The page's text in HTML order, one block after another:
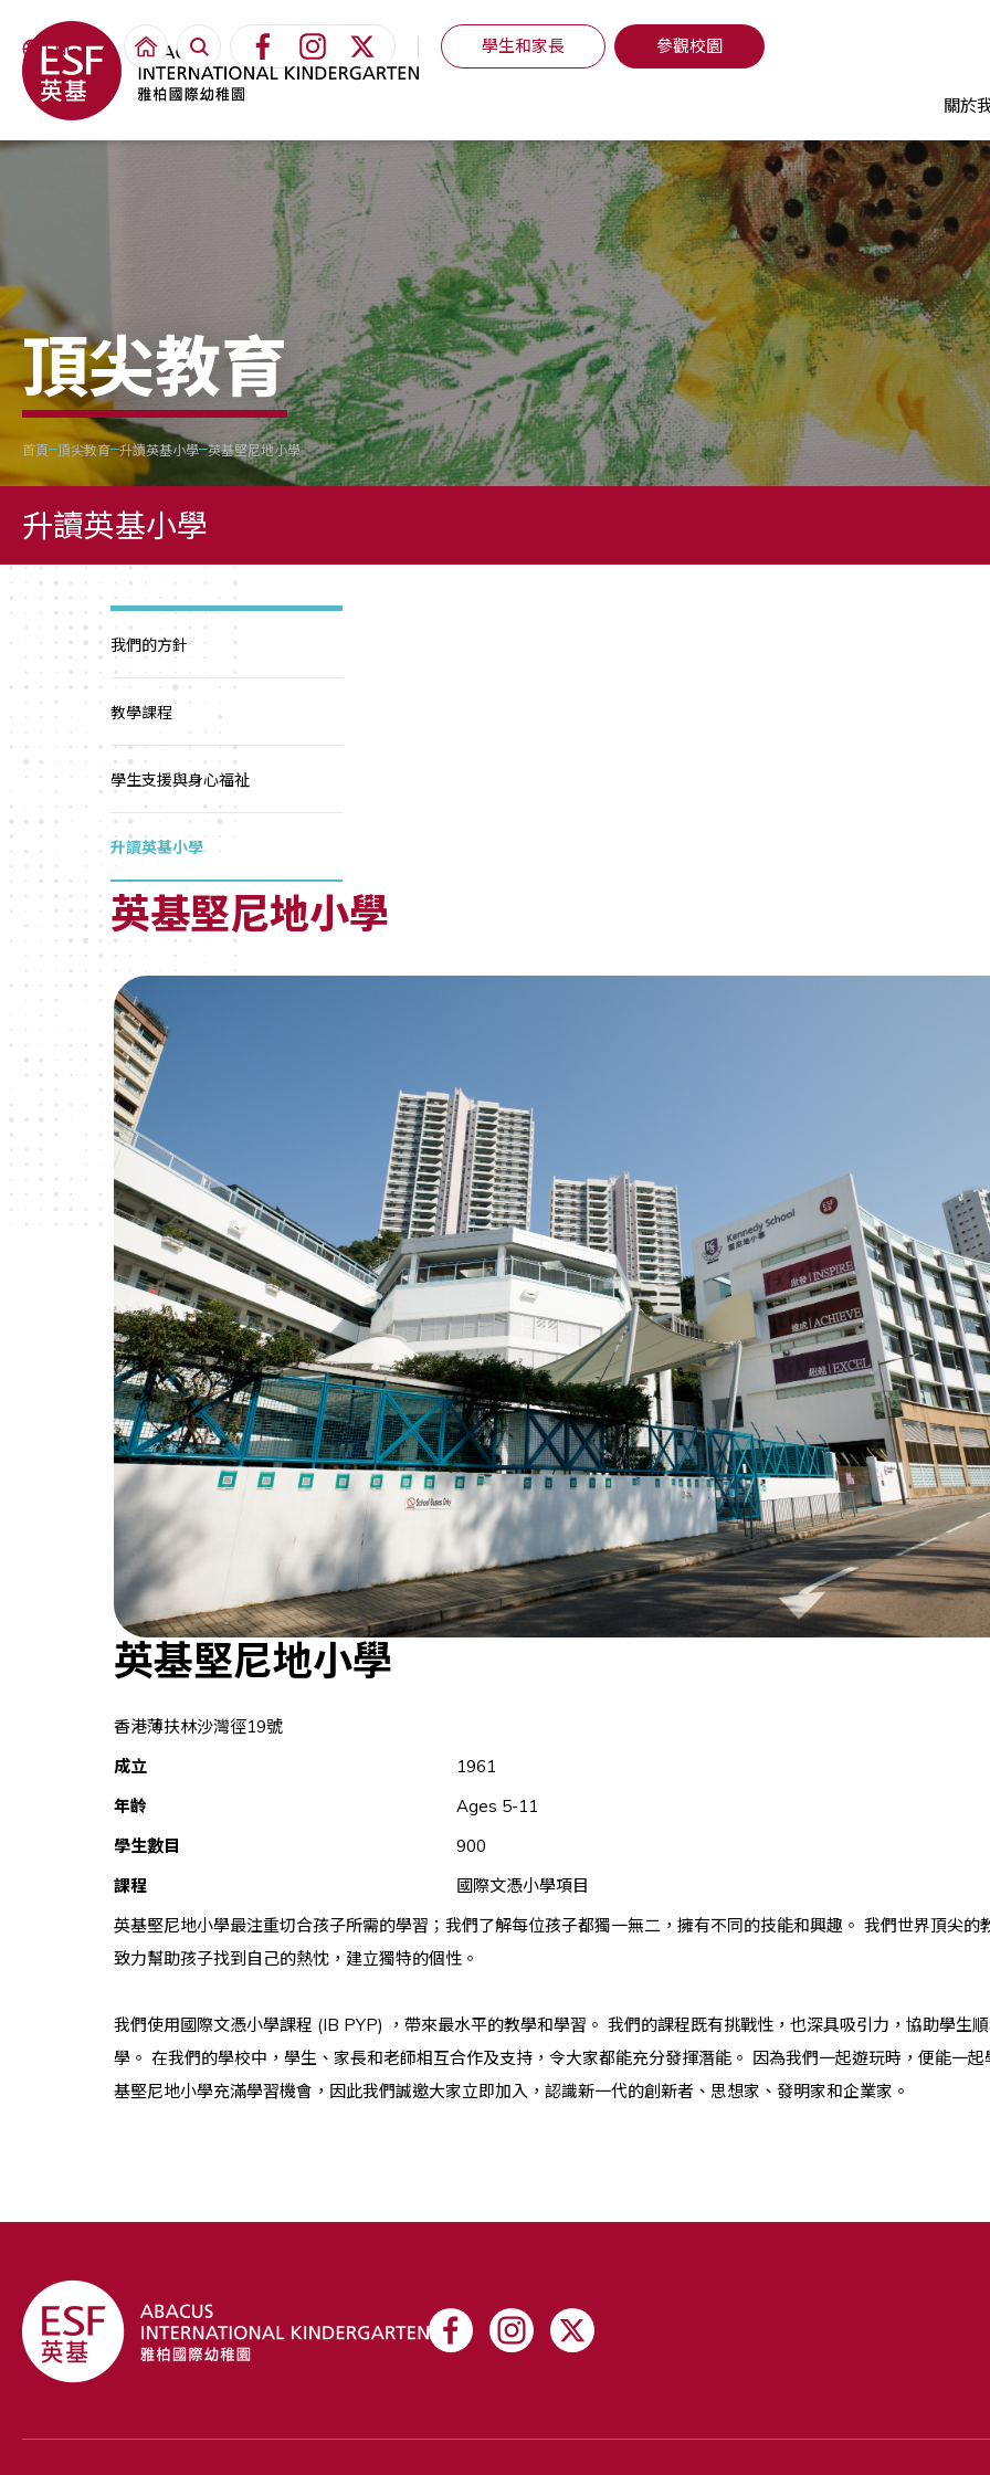
ENG 學生和家長 參觀校園
關於
頂尖教育
首頁 頂尖教育 升讀英基小學 英基堅尼地小學
升讀英基小學
我們的方針
教學課程
學生支援與身心福祉
升讀英基小學
英基堅尼地小學
英基堅尼地小學
香港薄扶林沙灣徑19號
成立
1961
年齡
Ages 5-11
學生數目
900
課程
國際文憑小學項目
英基堅尼地小學最注重切合孩子所需的學習；我們了解每位孩子都獨一無二，擁有不同的技能和興趣。 我們世界頂尖的
致力幫助孩子找到自己的熱忱，建立獨特的個性。
我們使用國際文憑小學課程 (IB PYP) ，帶來最水平的教學和學習。 我們的課程既有挑戰性，也深具吸引力，協助學生
學。 在我們的學校中，學生、家長和老師相互合作及支持，令大家都能充分發揮潛能。 因為我們一起遊玩時，便能一
基堅尼地小學充滿學習機會，因此我們誠邀大家立即加入，認識新一代的創新者、思想家、發明家和企業家。